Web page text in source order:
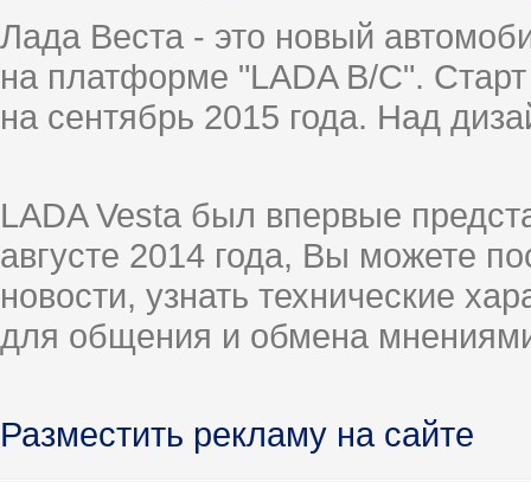
Лада Веста - это новый
на платформе "LADA B/C".
на сентябрь 2015 года. Над
LADA Vesta был впервые
августе 2014 года, Вы можете
новости, узнать технические
для общения и обмена
Разместить рекламу на сайте